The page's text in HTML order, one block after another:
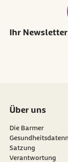
Ihr
Über uns
Die Barmer
Satzung
Verantwortung